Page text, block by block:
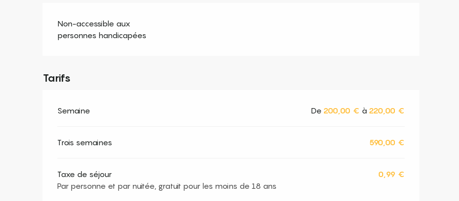
Non-accessible aux
personnes handicapées
Tarifs
Semaine De 200,00 € à 220,00 €
Trois semaines 590,00 €
Taxe de séjour
Par personne et par nuitée, gratuit pour les moins de 18 ans
0,99 €